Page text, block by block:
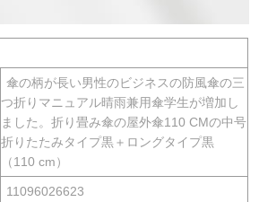
傘の柄が長い男性のビジネスの防風傘の三
つ折りマニュアル晴雨兼用傘学生が増加し
ました。折り畳み傘の屋外傘110 CMの中号
折りたたみタイプ黒＋ロングタイプ黒
（110 cm）
11096026623